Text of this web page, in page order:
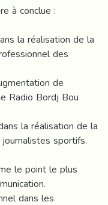
à conclue :
la réalisation de la
des
de
Radio Bordj Bou
la réalisation de la
sportifs.
le point le plus
dans les